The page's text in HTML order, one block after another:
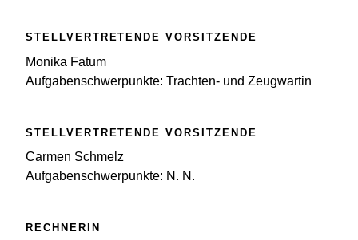
STELLVERTRETENDE VORSITZENDE
Monika Fatum
Aufgabenschwerpunkte: Trachten- und Zeugwartin
STELLVERTRETENDE VORSITZENDE
Carmen Schmelz
Aufgabenschwerpunkte: N. N.
RECHNERIN